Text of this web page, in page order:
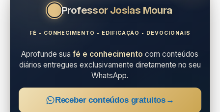
Professor Josias Moura
FÉ • CONHECIMENTO • EDIFICAÇÃO • DEVOCIONAIS
Aprofunde suafé e conhecimento com conteúdos
diários entregues exclusivamente diretamente no seu
WhatsApp.
Receber conteúdos gratuitos →